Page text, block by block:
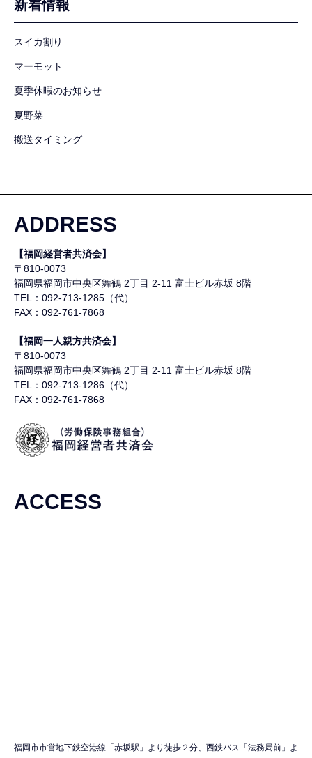
新着情報
スイカ割り
マーモット
夏季休暇のお知らせ
夏野菜
搬送タイミング
ADDRESS
【福岡経営者共済会】
〒810-0073
福岡県福岡市中央区舞鶴 2丁目 2-11 富士ビル赤坂 8階
TEL：092-713-1285（代）
FAX：092-761-7868
【福岡一人親方共済会】
〒810-0073
福岡県福岡市中央区舞鶴 2丁目 2-11 富士ビル赤坂 8階
TEL：092-713-1286（代）
FAX：092-761-7868
ACCESS
福岡市市営地下鉄空港線「赤坂駅」より徒歩２分、西鉄バス「法務局前」よ